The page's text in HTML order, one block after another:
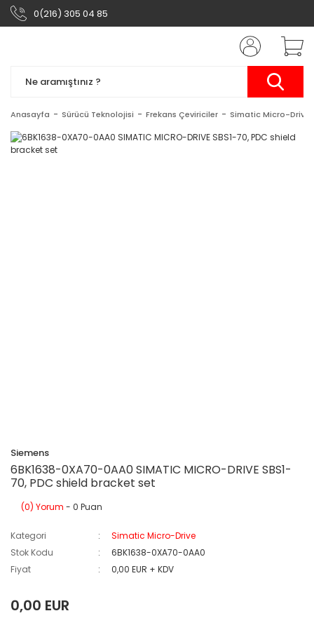
0(216) 305 04 85
Anasayfa Sürücü Teknolojisi Frekans Çeviriciler Simatic Micro-Drive
Siemens
6BK1638-0XA70-0AA0 SIMATIC MICRO-DRIVE SBS1-
70, PDC shield bracket set
(0) Yorum - 0 Puan
Kategori
Simatic Micro-Drive
Stok Kodu
6BK1638-0XA70-0AA0
Fiyat
0,00 EUR + KDV
0,00 EUR